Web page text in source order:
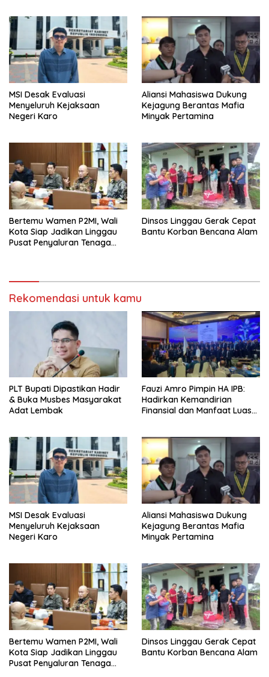
MSI Desak Evaluasi
Menyeluruh Kejaksaan
Negeri Karo
‎Aliansi Mahasiswa Dukung
Kejagung Berantas Mafia
Minyak Pertamina
Bertemu Wamen P2MI, Wali
Kota Siap Jadikan Linggau
Pusat Penyaluran Tenaga
Dinsos Linggau Gerak Cepat
Bantu Korban Bencana Alam
Rekomendasi untuk kamu
PLT Bupati Dipastikan Hadir
& Buka Musbes Masyarakat
Adat Lembak
Fauzi Amro Pimpin HA IPB:
Hadirkan Kemandirian
Finansial dan Manfaat Luas
MSI Desak Evaluasi
Menyeluruh Kejaksaan
Negeri Karo
‎Aliansi Mahasiswa Dukung
Kejagung Berantas Mafia
Minyak Pertamina
Bertemu Wamen P2MI, Wali
Kota Siap Jadikan Linggau
Pusat Penyaluran Tenaga
Dinsos Linggau Gerak Cepat
Bantu Korban Bencana Alam